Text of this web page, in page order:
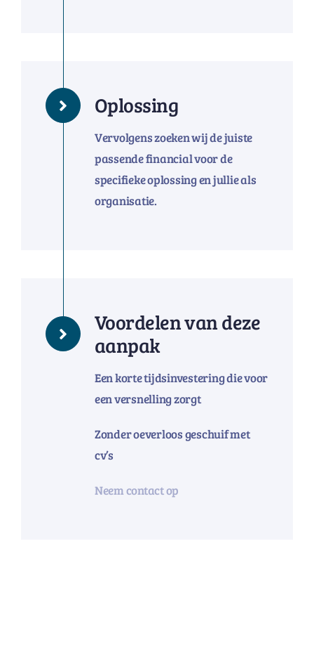
Oplossing
Vervolgens zoeken wij de juiste
passende financial voor de
specifieke oplossing en jullie als
organisatie.
Voordelen van deze
aanpak
Een korte tijdsinvestering die voor
een versnelling zorgt
Zonder oeverloos geschuif met
cv’s
Neem contact op